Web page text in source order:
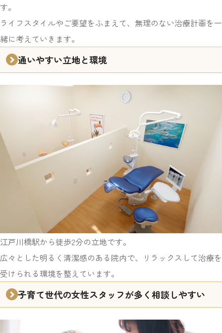
す。
ライフスタイルやご要望をふまえて、無理のない治療計画を一
緒に考えていきます。
通いやすい立地と環境
江戸川橋駅から徒歩2分の立地です。
広々とした明るく清潔感のある院内で、リラックスして治療を
受けられる環境を整えています。
子育て世代の女性スタッフが多く相談しやすい